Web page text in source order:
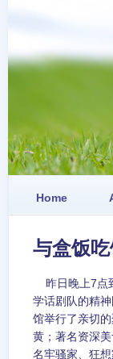
Home
与盒饭
昨日晚上7点
学话剧队的精
馆举行了亲切
黄；著名资深
名牢骚家、狂想